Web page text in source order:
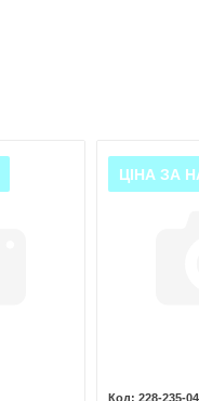
ЦІНА ЗА
228-235-